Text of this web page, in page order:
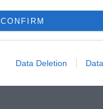
CONFIRM
Data Deletion